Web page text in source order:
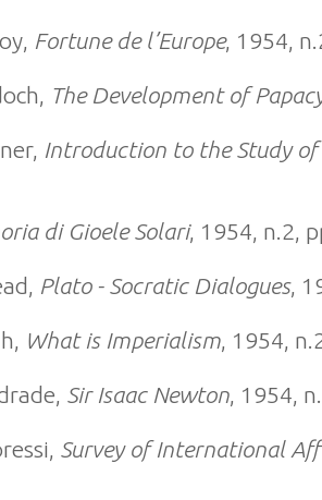
Fortune de l’Europe, 1954,
The Development of
Introduction to the Study of
di Gioele Solari, 1954, n.2,
Plato - Socratic Dialogues,
What is Imperialism, 1954,
Sir Isaac Newton, 1954,
Survey of International